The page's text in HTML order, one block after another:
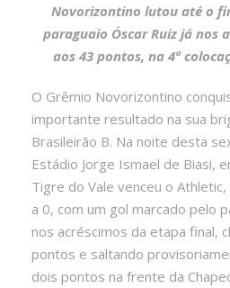
Novorizontino lutou até o
paraguaio Óscar Ruiz já nos
aos 43 pontos, na 4ª
O Grêmio Novorizontino
importante resultado na sua
Brasileirão B. Na noite desta
Estádio Jorge Ismael de Biasi,
Tigre do Vale venceu o
a 0, com um gol marcado pelo
nos acréscimos da etapa final,
pontos e saltando
dois pontos na frente da